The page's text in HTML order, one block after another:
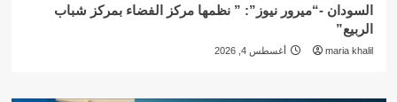
السودان -“ميرور نيوز”: ” نظمها مركز الفضاء بمركز شباب
الربيع”
maria khalil أغسطس 4, 2026